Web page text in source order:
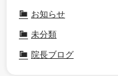
お知らせ
未分類
院長ブログ